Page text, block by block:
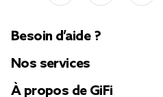
Besoin d’aide ?
Nos services
À propos de GiFi